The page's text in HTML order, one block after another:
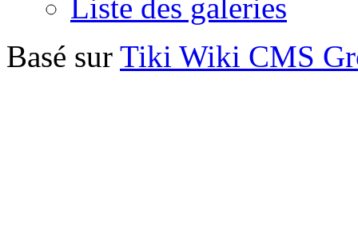
Liste des galeries
Basé sur Tiki Wiki CMS